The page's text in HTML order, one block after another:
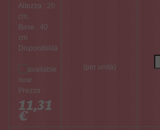
Altezza : 20
cm,
Base : 40
cm
Disponibilità
:
Prezzo :
11,31
€
(per unità)